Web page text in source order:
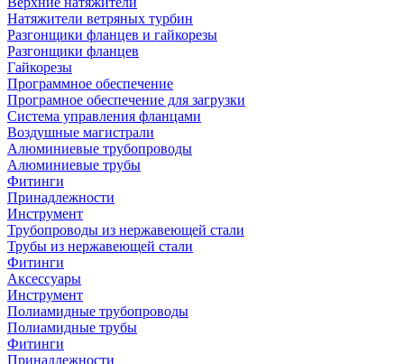
Натяжители ветряных турбин
Разгонщики фланцев и гайкорезы
Разгонщики фланцев
Гайкорезы
Программное обеспечение
Програмное обеспечение для загрузки
Система управления фланцами
Воздушные магистрали
Алюминиевые трубопроводы
Алюминиевые трубы
Фитинги
Принадлежности
Инструмент
Трубопроводы из нержавеющей стали
Трубы из нержавеющей стали
Фитинги
Аксессуары
Инструмент
Полиамидные трубопроводы
Полиамидные трубы
Фитинги
Принадлежности